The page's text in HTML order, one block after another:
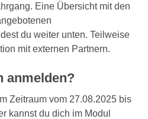
Eine Übersicht mit den
du weiter unten. Teilweise
mit externen Partnern.
anmelden?
Zeitraum vom 27.08.2025 bis
kannst du dich im Modul